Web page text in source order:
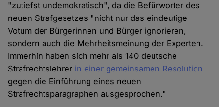
"zutiefst undemokratisch", da die Befürworter des
neuen Strafgesetzes "nicht nur das eindeutige
Votum der Bürgerinnen und Bürger ignorieren,
sondern auch die Mehrheitsmeinung der Experten.
Immerhin haben sich mehr als 140 deutsche
Strafrechtslehrer in einer gemeinsamen Resolution
gegen die Einführung eines neuen
Strafrechtsparagraphen ausgesprochen."